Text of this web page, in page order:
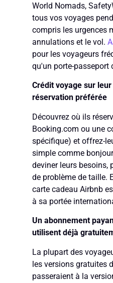
World Nomads,
tous vos voyages
compris les urgences
annulations et le vol.
pour les voyageurs
qu'un porte-passeport
Crédit voyage sur
réservation préférée
Découvrez où ils
Booking.com ou une
spécifique) et offrez-
simple comme
deviner leurs besoins,
de problème de taille.
carte cadeau Airbnb
à sa portée
Un abonnement
utilisent déjà
La plupart des
les versions gratuites
passeraient à la